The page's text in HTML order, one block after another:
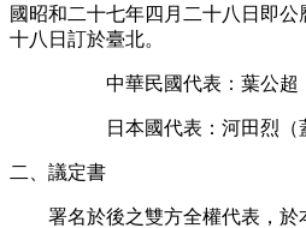
國昭和二十七年四月二十八日即
十八日訂於臺北。
中華民國代表：葉公超（
日本國代表：河田烈（蓋
二、議定書
署名於後之雙方全權代表，於